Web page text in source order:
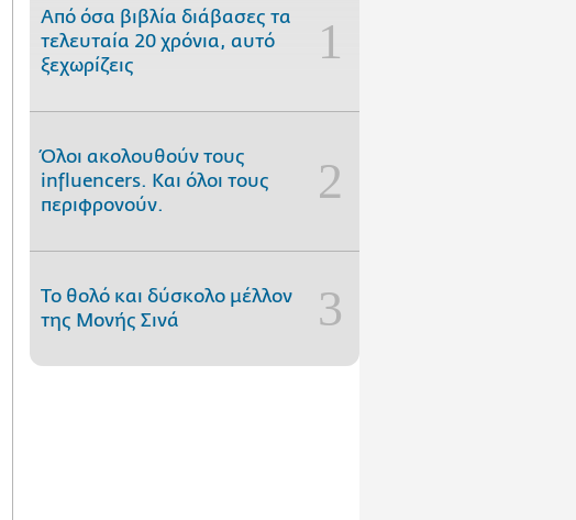
Από όσα βιβλία διάβασες τα
τελευταία 20 χρόνια, αυτό
ξεχωρίζεις
Όλοι ακολουθούν τους
influencers. Και όλοι τους
περιφρονούν.
Το θολό και δύσκολο μέλλον
της Μονής Σινά